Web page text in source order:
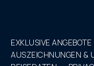
EXKLUSIVE ANGEBOTE
AUSZEICHNUNGEN &